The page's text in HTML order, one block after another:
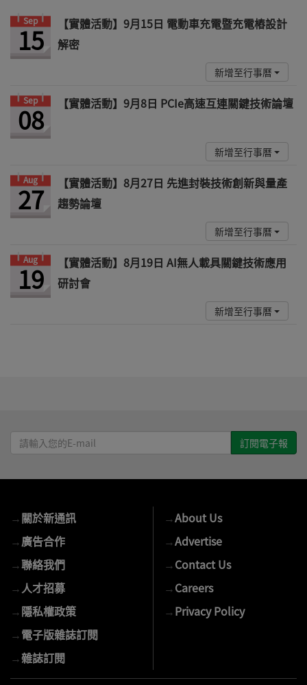
Sep
15
【實體活動】9月15日 電動車充電暨充電樁設計
解密
新增至行事曆
Sep
08 【實體活動】9月8日 PCIe高速互連關鍵技術論壇
新增至行事曆
Aug
27
【實體活動】8月27日 先進封裝技術創新與量產
趨勢論壇
新增至行事曆
Aug
19
【實體活動】8月19日 AI無人載具關鍵技術應用
研討會
新增至行事曆
請
輸
E-
mail
→關於新通訊
→廣告合作
→聯絡我們
→ 人才招募
→隱私權政策
→電子版雜誌訂閱
→雜誌訂閱
→About Us
→Advertise
→Contact Us
→Careers
→Privacy Policy